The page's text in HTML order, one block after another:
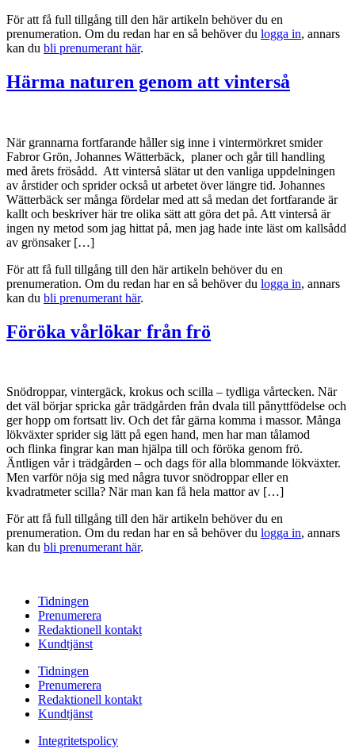
För att få full tillgång till den här artikeln behöver du en
prenumeration. Om du redan har en så behöver du logga in, annars
kan du bli prenumerant här.
Härma naturen genom att vinterså
När grannarna fortfarande håller sig inne i vintermörkret smider
Fabror Grön, Johannes Wätterbäck, planer och går till handling
med årets frösådd. Att vinterså slätar ut den vanliga uppdelningen
av årstider och sprider också ut arbetet över längre tid. Johannes
Wätterbäck ser många fördelar med att så medan det fortfarande är
kallt och beskriver här tre olika sätt att göra det på. Att vinterså är
ingen ny metod som jag hittat på, men jag hade inte läst om kallsådd
av grönsaker […]
För att få full tillgång till den här artikeln behöver du en
prenumeration. Om du redan har en så behöver du logga in, annars
kan du bli prenumerant här.
Föröka vårlökar från frö
Snödroppar, vintergäck, krokus och scilla – tydliga vårtecken. När
det väl börjar spricka går trädgården från dvala till pånyttfödelse och
ger hopp om fortsatt liv. Och det får gärna komma i massor. Många
lökväxter sprider sig lätt på egen hand, men har man tålamod
och flinka fingrar kan man hjälpa till och föröka genom frö.
Äntligen vår i trädgården – och dags för alla blommande lökväxter.
Men varför nöja sig med några tuvor snödroppar eller en
kvadratmeter scilla? När man kan få hela mattor av […]
För att få full tillgång till den här artikeln behöver du en
prenumeration. Om du redan har en så behöver du logga in, annars
kan du bli prenumerant här.
Tidningen
Prenumerera
Redaktionell kontakt
Kundtjänst
Tidningen
Prenumerera
Redaktionell kontakt
Kundtjänst
Integritetspolicy